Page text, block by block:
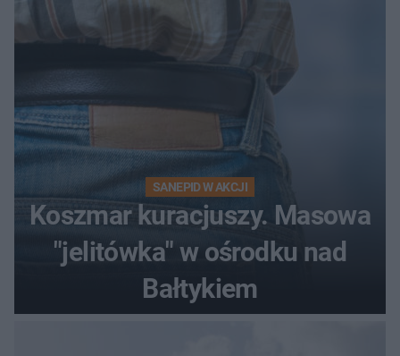
sieci
SANEPID W AKCJI
Koszmar kuracjuszy. Masowa
"jelitówka" w ośrodku nad
Bałtykiem